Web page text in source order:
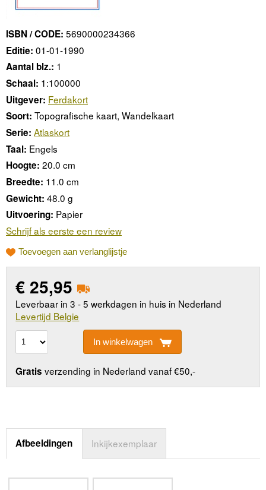
ISBN / CODE: 5690000234366
Editie: 01-01-1990
Aantal blz.: 1
Schaal: 1:100000
Uitgever: Ferdakort
Soort: Topografische kaart, Wandelkaart
Serie: Atlaskort
Taal: Engels
Hoogte: 20.0 cm
Breedte: 11.0 cm
Gewicht: 48.0 g
Uitvoering: Papier
Schrijf als eerste een review
Toevoegen aan verlanglijstje
€ 25,95
Leverbaar in 3 - 5 werkdagen in huis in Nederland
Levertijd Belgie
In winkelwagen
Gratis verzending in Nederland vanaf €50,-
Afbeeldingen Inkijkexemplaar